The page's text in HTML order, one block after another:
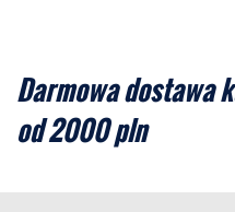
Darmowa dostawa
od 2000 pln